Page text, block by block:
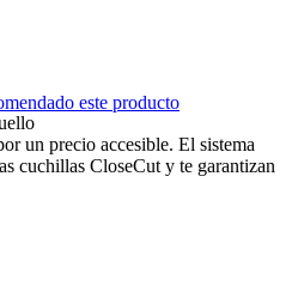
este producto
un precio accesible. El sistema
cuchillas CloseCut y te garantizan